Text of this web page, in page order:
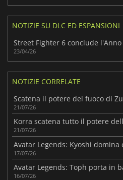
NOTIZIE SU DLC ED ESPANSIONI
23/04/26
NOTIZIE CORRELATE
21/07/26
21/07/26
17/07/26
16/07/26